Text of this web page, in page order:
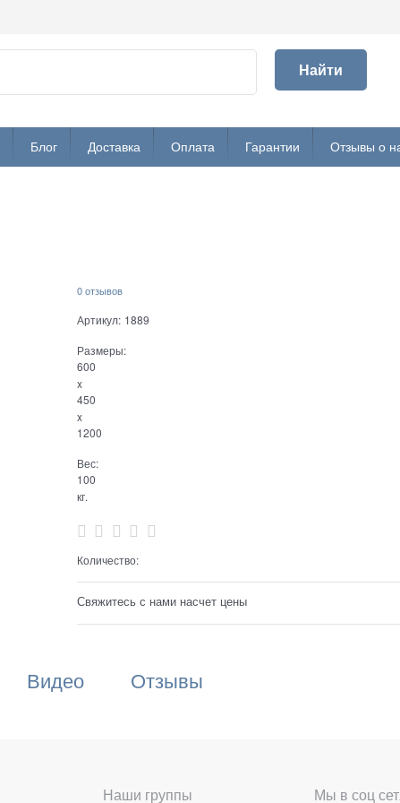
Найти
Блог Доставка Оплата Гарантии Отзывы о
0 отзывов
Артикул: 1889
Размеры:
600
x
450
x
1200
Вес:
100
кг.
Количество:
Свяжитесь с нами насчет цены
Видео Отзывы
Наши группы Мы в соц